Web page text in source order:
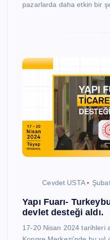
pazarlarda daha etkin bir
Cevdet USTA
Yapı Fuarı-
devlet desteği aldı.
17-20 Nisan 2024 tarihleri